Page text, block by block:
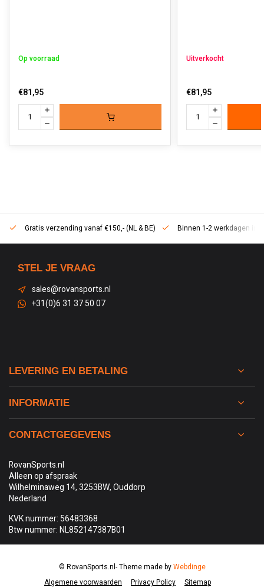
Op voorraad
€81,95
Uitverkocht
€81,95
Gratis verzending vanaf €150,- (NL & BE) Binnen 1-2 werkdagen in
STEL JE VRAAG
sales@rovansports.nl
+31(0)6 31 37 50 07
LEVERING EN BETALING
INFORMATIE
CONTACTGEGEVENS
RovanSports.nl
Alleen op afspraak
Wilhelminaweg 14, 3253BW, Ouddorp
Nederland
KVK nummer: 56483368
Btw nummer: NL852147387B01
Algemene voorwaarden Privacy Policy Sitemap
© RovanSports.nl- Theme made byWebdinge